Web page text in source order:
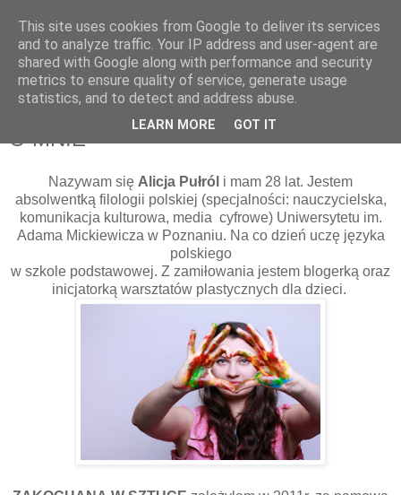
Zakochana w sztuce
Kreatywny blog z ogromną bazą pomysłów DIY i nie tylko.
O MNIE
Nazywam się Alicja Pułról i mam 28 lat. Jestem
absolwentką filologii polskiej (specjalności: nauczycielska,
komunikacja kulturowa, media cyfrowe) Uniwersytetu im.
Adama Mickiewicza w Poznaniu. Na co dzień uczę języka
polskiego
w szkole podstawowej. Z zamiłowania jestem blogerką oraz
inicjatorką warsztatów plastycznych dla dzieci.
This site uses cookies from Google to deliver its services
and to analyze traffic. Your IP address and user-agent are
shared with Google along with performance and security
metrics to ensure quality of service, generate usage
statistics, and to detect and address abuse.
LEARN MORE GOT IT